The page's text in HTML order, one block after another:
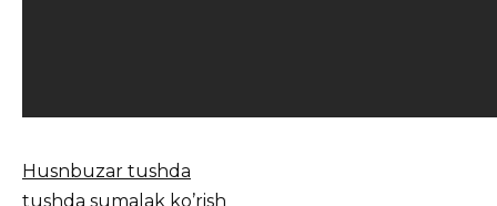
Husnbuzar tushda
tushda sumalak ko’rish